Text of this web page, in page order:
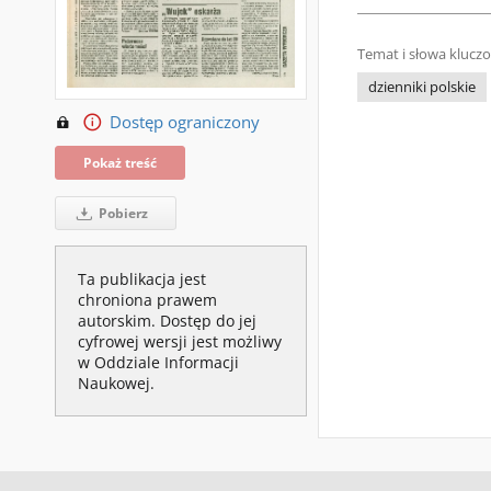
Dostęp ograniczony
Pokaż treść
Pobierz
Ta publikacja jest
chroniona prawem
autorskim. Dostęp do jej
cyfrowej wersji jest możliwy
w Oddziale Informacji
Naukowej.
Temat i słowa
dzienniki polskie